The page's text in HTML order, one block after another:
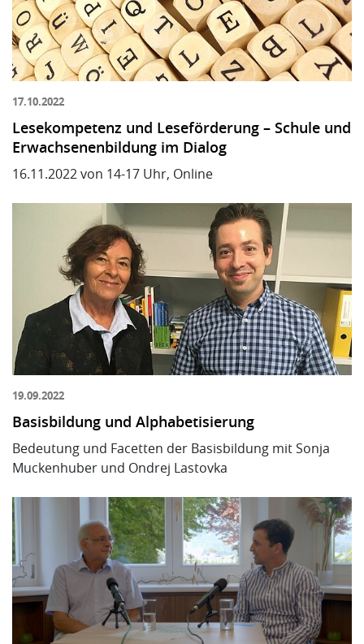
17.10.2022
Lesekompetenz und Leseförderung – Schule und
Erwachsenenbildung im Dialog
16.11.2022 von 14-17 Uhr, Online
19.09.2022
Basisbildung und Alphabetisierung
Bedeutung und Facetten der Basisbildung mit Sonja
Muckenhuber und Ondrej Lastovka